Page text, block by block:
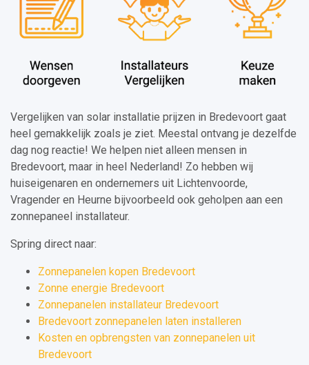
Vergelijken van solar installatie prijzen in Bredevoort gaat
heel gemakkelijk zoals je ziet. Meestal ontvang je dezelfde
dag nog reactie! We helpen niet alleen mensen in
Bredevoort, maar in heel Nederland! Zo hebben wij
huiseigenaren en ondernemers uit Lichtenvoorde,
Vragender en Heurne bijvoorbeeld ook geholpen aan een
zonnepaneel installateur.
Spring direct naar:
Zonnepanelen kopen Bredevoort
Zonne energie Bredevoort
Zonnepanelen installateur Bredevoort
Bredevoort zonnepanelen laten installeren
Kosten en opbrengsten van zonnepanelen uit
Bredevoort